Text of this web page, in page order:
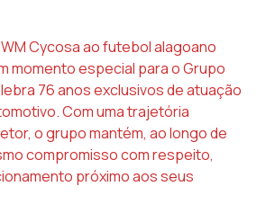
Cycosa ao futebol alagoano
momento especial para oGrupo
76 anos exclusivos de atuação
Com umatrajetória
o grupo mantém, ao longo de
compromissocom respeito,
próximo aos seus